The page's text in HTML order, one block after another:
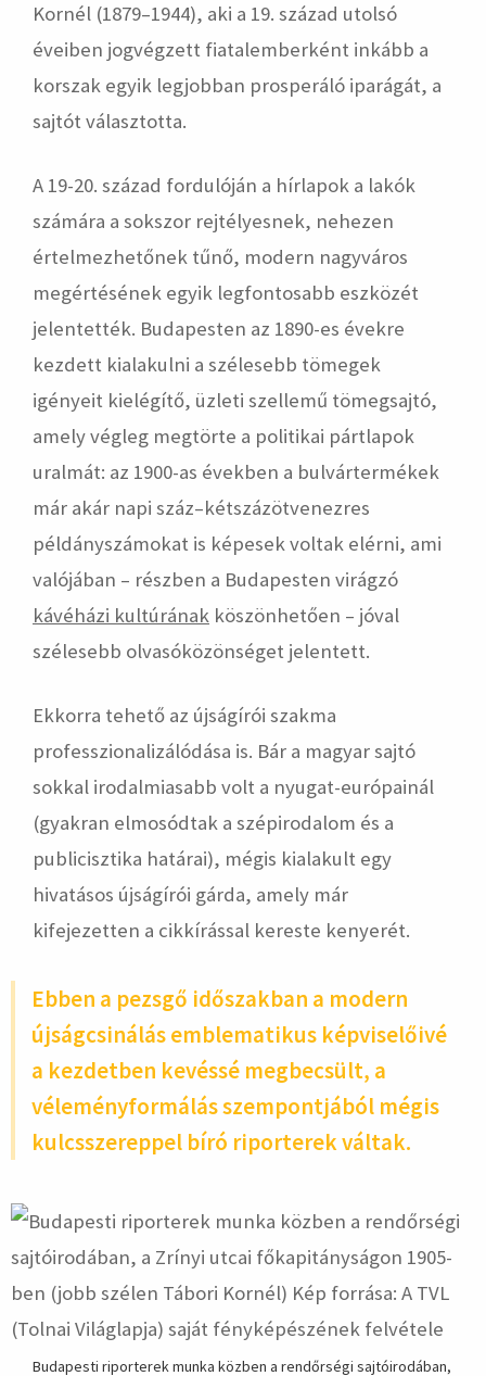
Kornél (1879–1944), aki a 19. század utolsó
éveiben jogvégzett fiatalemberként inkább a
korszak egyik legjobban prosperáló iparágát, a
sajtót választotta.
A 19-20. század fordulóján a hírlapok a lakók
számára a sokszor rejtélyesnek, nehezen
értelmezhetőnek tűnő, modern nagyváros
megértésének egyik legfontosabb eszközét
jelentették. Budapesten az 1890-es évekre
kezdett kialakulni a szélesebb tömegek
igényeit kielégítő, üzleti szellemű tömegsajtó,
amely végleg megtörte a politikai pártlapok
uralmát: az 1900-as években a bulvártermékek
már akár napi száz–kétszázötvenezres
példányszámokat is képesek voltak elérni, ami
valójában – részben a Budapesten virágzó
kávéházi kultúrának köszönhetően – jóval
szélesebb olvasóközönséget jelentett.
Ekkorra tehető az újságírói szakma
professzionalizálódása is. Bár a magyar sajtó
sokkal irodalmiasabb volt a nyugat-európainál
(gyakran elmosódtak a szépirodalom és a
publicisztika határai), mégis kialakult egy
hivatásos újságírói gárda, amely már
kifejezetten a cikkírással kereste kenyerét.
Ebben a pezsgő időszakban a modern
újságcsinálás emblematikus képviselőivé
a kezdetben kevéssé megbecsült, a
véleményformálás szempontjából mégis
kulcsszereppel bíró riporterek váltak.
Budapesti riporterek munka közben a rendőrségi sajtóirodában,